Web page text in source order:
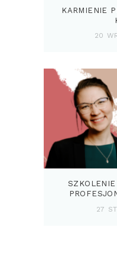
KARMIENIE
20
27